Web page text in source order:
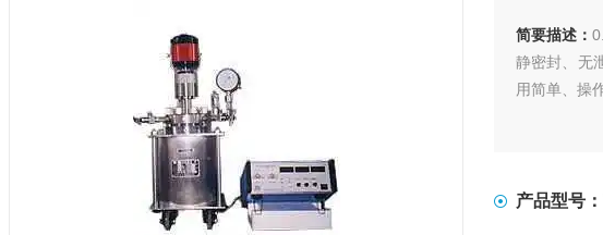
简要描述：
静密封、无
用简单、操
产品型号：